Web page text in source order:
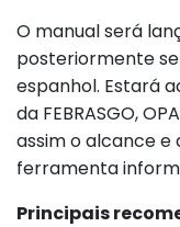
O manual será
posteriormente
espanhol. Estará
da FEBRASGO,
assim o alcance
ferramenta
Principais